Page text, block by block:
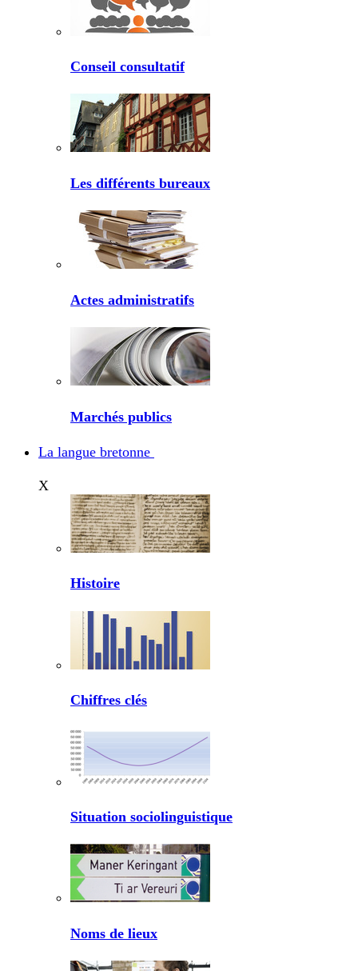
Conseil consultatif
Les différents bureaux
Actes administratifs
Marchés publics
La langue bretonne
X
Histoire
Chiffres clés
Situation sociolinguistique
Noms de lieux